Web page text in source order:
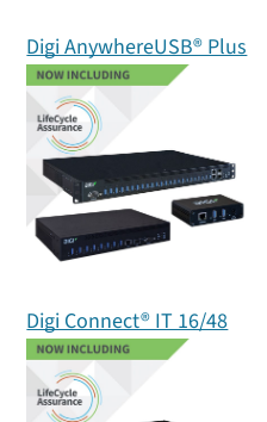
Digi AnywhereUSB® Plus
Digi Connect® IT 16/48